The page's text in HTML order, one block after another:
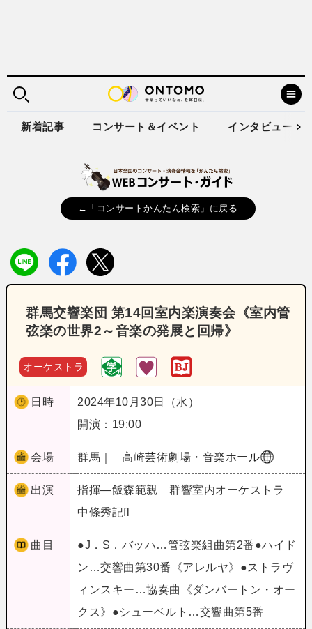
新着記事 コンサート＆イベント インタビュー
←「コンサートかんたん検索」に戻る
群馬交響楽団 第14回室内楽演奏会《室内管
弦楽の世界2～音楽の発展と回帰》
オーケストラ
日時
2024年10月30日（水）
開演：19:00
会場 群馬｜ 高崎芸術劇場・音楽ホール
出演
指揮―飯森範親 群響室内オーケストラ
中條秀記fl
曲目
●J．S．バッハ…管弦楽組曲第2番●ハイド
ン…交響曲第30番《アレルヤ》●ストラヴ
ィンスキー…協奏曲《ダンバートン・オー
クス》●シューベルト…交響曲第5番